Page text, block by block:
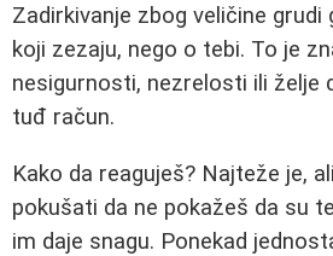
Zadirkivanje zbog veličine
koji zezaju, nego o tebi. To je
nesigurnosti, nezrelosti ili želje
tuđ račun.
Kako da reaguješ? Najteže je,
pokušati da ne pokažeš da su
im daje snagu. Ponekad